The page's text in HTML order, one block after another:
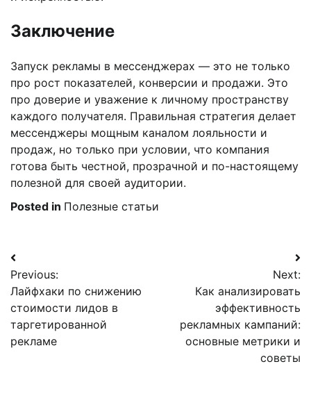
Заключение
Запуск рекламы в мессенджерах — это не только
про рост показателей, конверсии и продажи. Это
про доверие и уважение к личному пространству
каждого получателя. Правильная стратегия делает
мессенджеры мощным каналом лояльности и
продаж, но только при условии, что компания
готова быть честной, прозрачной и по-настоящему
полезной для своей аудитории.
Posted in Полезные статьи
Навигация
по
записям
Previous:
Лайфхаки по снижению
стоимости лидов в
таргетированной
рекламе
Next:
Как анализировать
эффективность
рекламных кампаний:
основные метрики и
советы